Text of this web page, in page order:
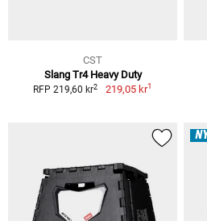
CST
Slang Tr4 Heavy Duty
RFP 219,60 kr2 219,05 kr1